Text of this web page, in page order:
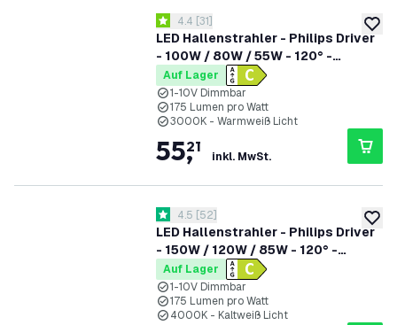
zur
LED Hallenstrahler - Philips Driver
- 100W / 80W / 55W - 120° -
175lm/W - 3000K - IP65 - Dimmbar
- 5 Jahre Garantie - GS-geprüft
Bewertungsbereich öffnen
4.4 Bewertungssterne
4.4 [31]
Auf Lager
1-10V Dimmbar
175 Lumen pro Watt
3000K - Warmweiß Licht
55,
21
inkl. MwSt.
zur
LED Hallenstrahler - Philips Driver
- 150W / 120W / 85W - 120° -
175lm/W - 4000K - IP65 - Dimmbar
- 5 Jahre Garantie - GS-geprüft
Bewertungsbereich öffnen
4.5 Bewertungssterne
4.5 [52]
Auf Lager
1-10V Dimmbar
175 Lumen pro Watt
4000K - Kaltweiß Licht